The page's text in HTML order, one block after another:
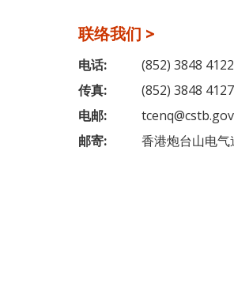
联络我们 >
电话:
(852) 3848 4122
传真:
(852) 3848 4127
电邮:
邮寄:
香港炮台山电